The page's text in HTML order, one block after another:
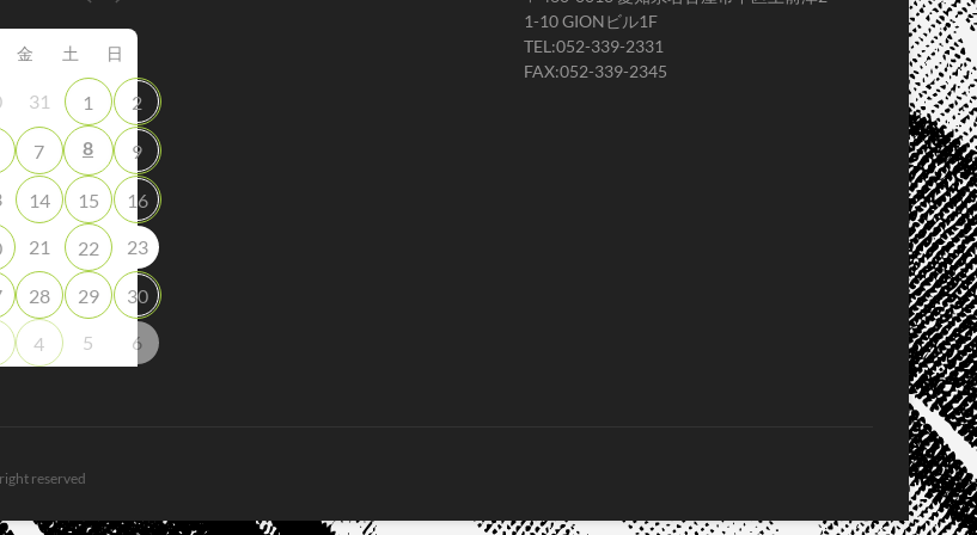
金 土 日
31 1 2
7 8 9
14 15 16
21 22 23
28 29 30
4 5 6
1-10 GIONビル1F
TEL:052-339-2331
FAX:052-339-2345
reserved